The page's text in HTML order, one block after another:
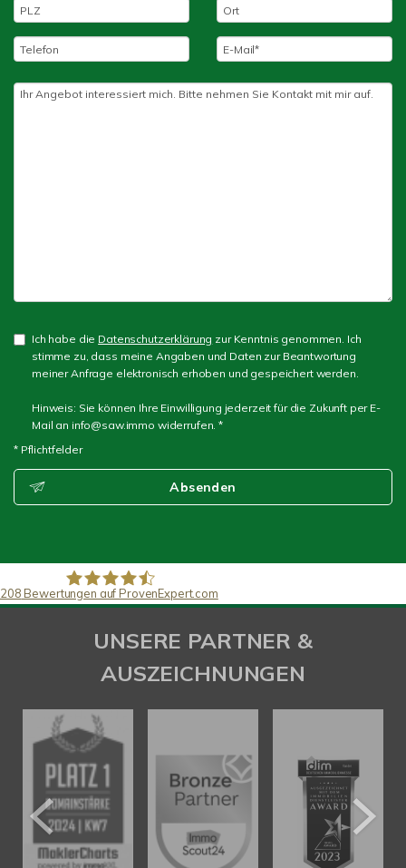
Ich habe die Datenschutzerklärung zur Kenntnis genommen. Ich
stimme zu, dass meine Angaben und Daten zur Beantwortung
meiner Anfrage elektronisch erhoben und gespeichert werden.
Hinweis: Sie können Ihre Einwilligung jederzeit für die Zukunft per E-
Mail an info@saw.immo widerrufen. *
* Pflichtfelder
Absenden
SAW Immobilien
208 Bewertungen auf ProvenExpert.com
UNSERE PARTNER &
AUSZEICHNUNGEN